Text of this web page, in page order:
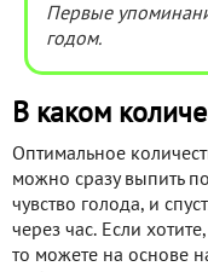
Первые
годом.
В каком
Оптимальное
можно сразу выпить
чувство голода, и
через час. Если
то можете на основе